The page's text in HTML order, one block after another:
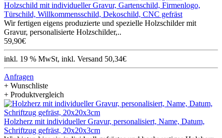
Holzschild mit individueller Gravur, Gartenschild, Firmenlogo,
Türschild, Willkommensschild, Dekoschild, CNC gefräst
Wir fertigen eigens produzierte und spezielle Holzschilder mit
Gravur, personalisierte Holzschilder,..
59,90€
inkl. 19 % MwSt, inkl. Versand 50,34€
Anfragen
+ Wunschliste
+ Produktvergleich
Holzherz mit individueller Gravur, personalisiert, Name, Datum,
Schriftzug gefräst, 20x20x3cm